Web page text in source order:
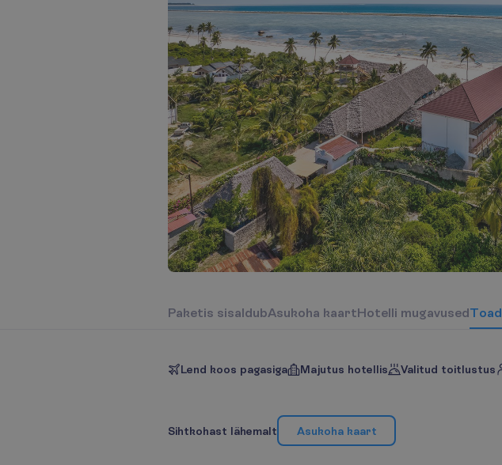
Paketis sisaldubAsukoha kaartHotelli mugavusedToad
Lend koos pagasiga Majutus hotellis Valitud toitlustus
Sihtkohast lähemalt Asukoha kaart